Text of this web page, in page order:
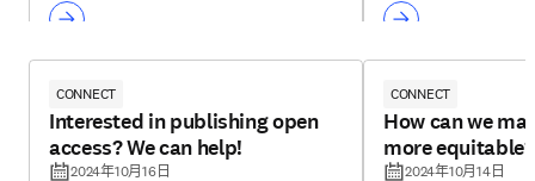
CONNECT
Interested in publishing open
access? We can help!
2024年10月16日
CONNECT
How can we
more equitable?
2024年10月14日